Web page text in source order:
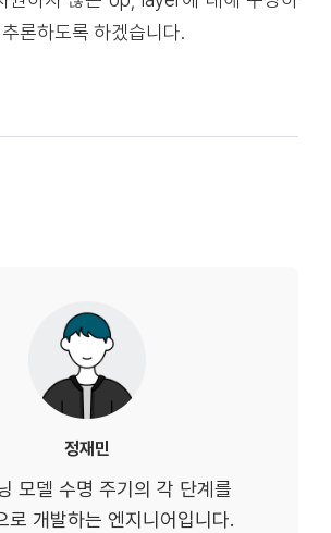
론하도록 하겠습니다.
정재민
모델 수명 주기의 각 단계를
로 개발하는 엔지니어입니다.